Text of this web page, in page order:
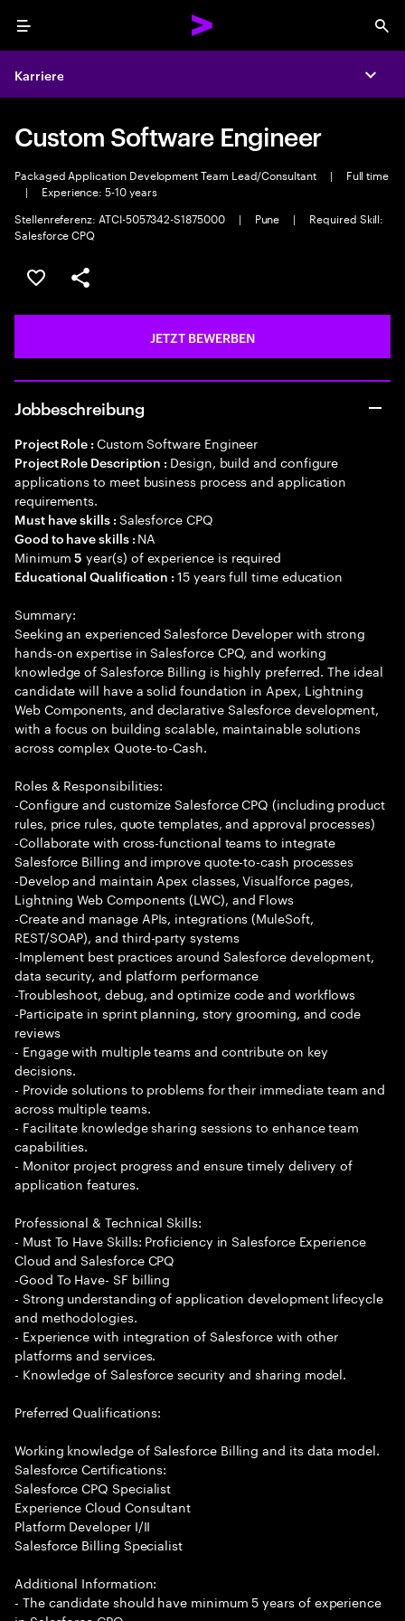
Menu
Karriere
Custom Software Engineer
Packaged Application Development Team Lead/Consultant |
Full time
|
Experience: 5-10 years
Stellenreferenz: ATCI-5057342-S1875000
| Pune |
Required Skill:
Salesforce CPQ
JOB SPEICHERN
Teilen
JETZT BEWERBEN
Jobbeschreibung
Project Role : Custom Software Engineer
Project Role Description : Design, build and configure
applications to meet business process and application
requirements.
Must have skills : Salesforce CPQ
Good to have skills : NA
Minimum5 year(s) of experience is required
Educational Qualification :15 years full time education
Summary:
Seeking an experienced Salesforce Developer with strong
hands-on expertise in Salesforce CPQ, and working
knowledge of Salesforce Billing is highly preferred. The ideal
candidate will have a solid foundation in Apex, Lightning
Web Components, and declarative Salesforce development,
with a focus on building scalable, maintainable solutions
across complex Quote-to-Cash.
Roles & Responsibilities:
-Configure and customize Salesforce CPQ (including product
rules, price rules, quote templates, and approval processes)
-Collaborate with cross-functional teams to integrate
Salesforce Billing and improve quote-to-cash processes
-Develop and maintain Apex classes, Visualforce pages,
Lightning Web Components (LWC), and Flows
-Create and manage APIs, integrations (MuleSoft,
REST/SOAP), and third-party systems
-Implement best practices around Salesforce development,
data security, and platform performance
-Troubleshoot, debug, and optimize code and workflows
-Participate in sprint planning, story grooming, and code
reviews
- Engage with multiple teams and contribute on key
decisions.
- Provide solutions to problems for their immediate team and
across multiple teams.
- Facilitate knowledge sharing sessions to enhance team
capabilities.
- Monitor project progress and ensure timely delivery of
application features.
Professional & Technical Skills:
- Must To Have Skills: Proficiency in Salesforce Experience
Cloud and Salesforce CPQ
-Good To Have- SF billing
- Strong understanding of application development lifecycle
and methodologies.
- Experience with integration of Salesforce with other
platforms and services.
- Knowledge of Salesforce security and sharing model.
Preferred Qualifications:
Working knowledge of Salesforce Billing and its data model.
Salesforce Certifications:
Salesforce CPQ Specialist
Experience Cloud Consultant
Platform Developer I/II
Salesforce Billing Specialist
Additional Information:
- The candidate should have minimum 5 years of experience